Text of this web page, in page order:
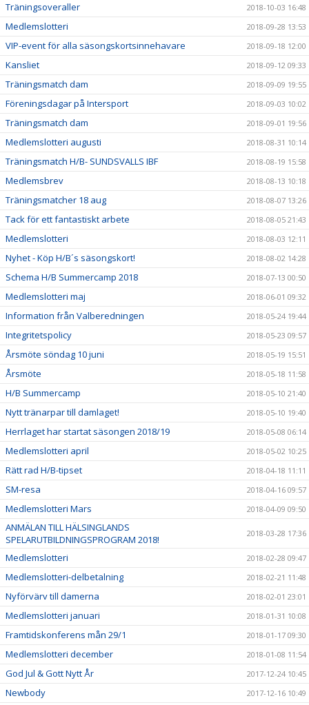
Träningsoveraller 2018-10-03 16:48
Medlemslotteri 2018-09-28 13:53
VIP-event för alla säsongskortsinnehavare 2018-09-18 12:00
Kansliet 2018-09-12 09:33
Träningsmatch dam 2018-09-09 19:55
Föreningsdagar på Intersport 2018-09-03 10:02
Träningsmatch dam 2018-09-01 19:56
Medlemslotteri augusti 2018-08-31 10:14
Träningsmatch H/B- SUNDSVALLS IBF 2018-08-19 15:58
Medlemsbrev 2018-08-13 10:18
Träningsmatcher 18 aug 2018-08-07 13:26
Tack för ett fantastiskt arbete 2018-08-05 21:43
Medlemslotteri 2018-08-03 12:11
Nyhet - Köp H/B´s säsongskort! 2018-08-02 14:28
Schema H/B Summercamp 2018 2018-07-13 00:50
Medlemslotteri maj 2018-06-01 09:32
Information från Valberedningen 2018-05-24 19:44
Integritetspolicy 2018-05-23 09:57
Årsmöte söndag 10 juni 2018-05-19 15:51
Årsmöte 2018-05-18 11:58
H/B Summercamp 2018-05-10 21:40
Nytt tränarpar till damlaget! 2018-05-10 19:40
Herrlaget har startat säsongen 2018/19 2018-05-08 06:14
Medlemslotteri april 2018-05-02 10:25
Rätt rad H/B-tipset 2018-04-18 11:11
SM-resa 2018-04-16 09:57
Medlemslotteri Mars 2018-04-09 09:50
ANMÄLAN TILL HÄLSINGLANDS
SPELARUTBILDNINGSPROGRAM 2018!
2018-03-28 17:36
Medlemslotteri 2018-02-28 09:47
Medlemslotteri-delbetalning 2018-02-21 11:48
Nyförvärv till damerna 2018-02-01 23:01
Medlemslotteri januari 2018-01-31 10:08
Framtidskonferens mån 29/1 2018-01-17 09:30
Medlemslotteri december 2018-01-08 11:54
God Jul & Gott Nytt År 2017-12-24 10:45
Newbody 2017-12-16 10:49